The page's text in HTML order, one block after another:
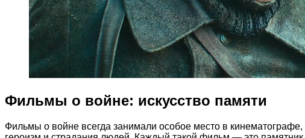
Фильмы о войне: искусство памяти
Фильмы о войне всегда занимали особое место в